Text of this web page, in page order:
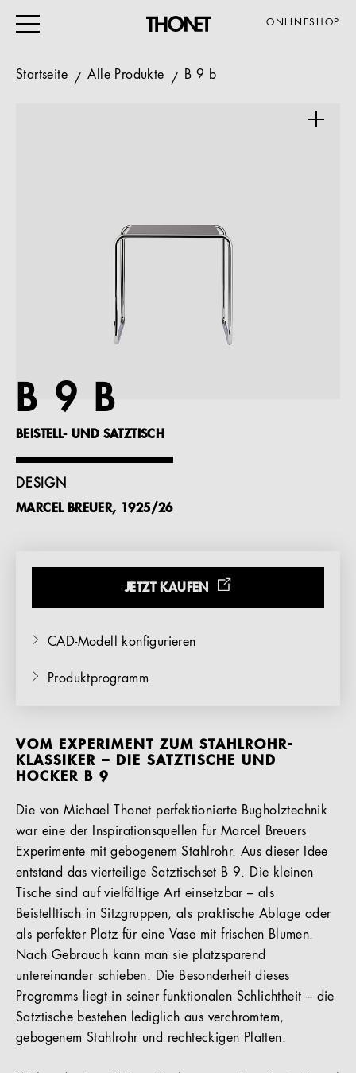
ONLINESHOP
GASTRO & HOTEL
ALLE PRODUKTE
Referenzen
DE
Startseite Alle Produkte B 9 b
B 9 B
BEISTELL- UND SATZTISCH
DESIGN
MARCEL BREUER, 1925/26
JETZT KAUFEN
CAD-Modell konfigurieren
Produktprogramm
VOM EXPERIMENT ZUM STAHLROHR-
KLASSIKER – DIE SATZTISCHE UND
HOCKER B 9
Die von Michael Thonet perfektionierte Bugholztechnik
war eine der Inspirationsquellen für Marcel Breuers
Experimente mit gebogenem Stahlrohr. Aus dieser Idee
entstand das vierteilige Satztischset B 9. Die kleinen
Tische sind auf vielfältige Art einsetzbar – als
Beistelltisch in Sitzgruppen, als praktische Ablage oder
als perfekter Platz für eine Vase mit frischen Blumen.
Nach Gebrauch kann man sie platzsparend
untereinander schieben. Die Besonderheit dieses
Programms liegt in seiner funktionalen Schlichtheit – die
Satztische bestehen lediglich aus verchromtem,
gebogenem Stahlrohr und rechteckigen Platten.